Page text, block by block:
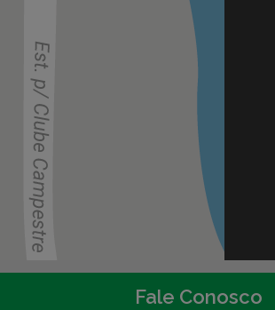
Fale Conosco